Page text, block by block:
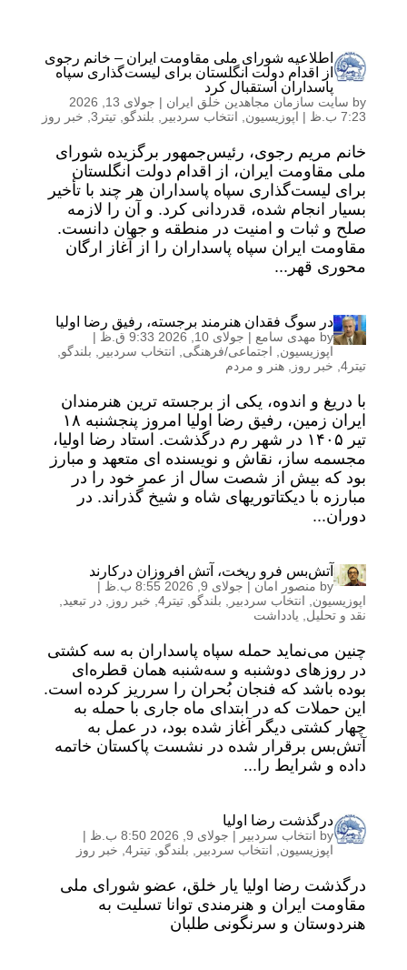
اطلاعیه شورای ملی مقاومت ایران – خانم رجوی
از اقدام دولت انگلستان برای لیست‌گذاری سپاه
پاسداران استقبال کرد
by سایت سازمان مجاهدین خلق ایران |
جولای 13, 2026
7:23 ب.ظ
| اپوزیسیون انتخاب سردبیر بلندگو تیتر3 , خبر روز
خانم مریم رجوی، رئیس‌جمهور برگزیده شورای
ملی مقاومت ایران، از اقدام دولت انگلستان
برای لیست‌گذاری سپاه پاسداران هر چند با تأخیر
بسیار انجام شده، قدردانی کرد. و آن را لازمه
صلح و ثبات و امنیت در منطقه و جهان دانست.
مقاومت ایران سپاه پاسداران را از آغاز ارگان
محوری قهر...
در سوگ فقدان هنرمند برجسته، رفیق رضا اولیا
by مهدی سامع | جولای 10, 2026 9:33 ق.ظ
|
اپوزیسیون
اجتماعی/فرهنگی انتخاب سردبیر بلندگو
تیتر4
, خبر روز هنر و مردم
با دریغ و اندوه، یکی از برجسته ترین هنرمندان
ایران زمین، رفیق رضا اولیا امروز پنجشنبه ۱۸
تیر ۱۴۰۵ در شهر رم درگذشت. استاد رضا اولیا،
مجسمه ساز، نقاش و نویسنده ای متعهد و مبارز
بود که بیش از شصت سال از عمر خود را در
مبارزه با دیکتاتوریهای شاه و شیخ گذراند. در
دوران...
آتش‌بس فرو ریخت، آتش افروزان درکارند
by منصور امان | جولای 9, 2026 8:55 ب.ظ
|
اپوزیسیون
انتخاب سردبیر بلندگو تیتر4 , خبر روز در تبعید
نقد و تحلیل
یادداشت
چنین می‌نماید حمله سپاه پاسداران به سه کشتی
در روزهای دوشنبه و سه‌شنبه همان قطره‌ای
بوده باشد که فنجان بُحران را سرریز کرده است.
این حملات که در ابتدای ماه جاری با حمله به
چهار کشتی دیگر آغاز شده بود، در عمل به
آتش‌بس برقرار شده در نشست پاکستان خاتمه
داده و شرایط را...
درگذشت رضا اولیا
by انتخاب سردبیر | جولای 9, 2026 8:50 ب.ظ
|
اپوزیسیون
انتخاب سردبیر بلندگو تیتر4 , خبر روز
درگذشت رضا اولیا یار خلق، عضو شورای ملی
مقاومت ایران و هنرمندی توانا تسلیت به
هنردوستان و سرنگونی طلبان